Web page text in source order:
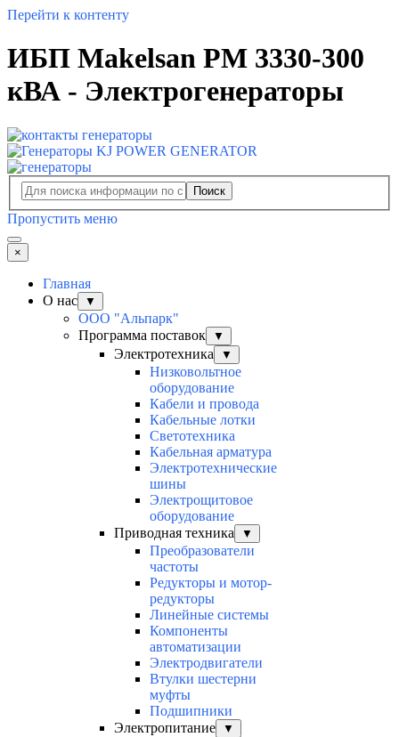
Перейти к контенту
ИБП Makelsan PM 3330-300
кВА - Электрогенераторы
Поиск
Пропустить меню
×
Главная
О нас
▼
ООО "Альпарк"
Программа поставок
▼
Электротехника ▼
Низковольтное
оборудование
Кабели и провода
Кабельные лотки
Светотехника
Кабельная арматура
Электротехнические
шины
Электрощитовое
оборудование
Приводная техника
▼
Преобразователи
частоты
Редукторы и мотор-
редукторы
Линейные системы
Компоненты
автоматизации
Электродвигатели
Втулки шестерни
муфты
Подшипники
Электропитание
▼